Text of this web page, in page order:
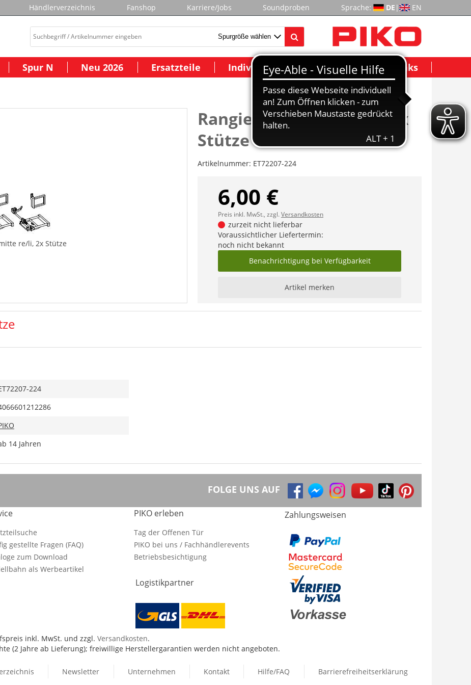
Händlerverzeichnis Fanshop Karriere/Jobs Soundproben Sprache: DE | EN
Spur N Neu 2026 Ersatzteile Individuelle Modelle Wichtige Links
re/li, 2x Stütze
Rangiertritt mitte re/li, 2x
Stütze
Artikelnummer: ET72207-224
6,00 €
Preis inkl. MwSt., zzgl.Versandkosten
zurzeit nicht lieferbar
Voraussichtlicher Liefertermin:
noch nicht bekannt
Benachrichtigung bei Verfügbarkeit
Artikel merken
224
14 Jahren
FOLGE UNS AUF
gestellte Fragen (FAQ)
zum Download
als Werbeartikel
PIKO erleben
Tag der Offenen Tür
PIKO bei uns / Fachhändlerevents
Betriebsbesichtigung
Logistikpartner
Zahlungsweisen
inkl. MwSt. und zzgl. Versandkosten.
(2 Jahre ab Lieferung); freiwillige Herstellergarantien werden nicht angeboten.
Newsletter Unternehmen Kontakt Hilfe/FAQ Barrierefreiheitserklärung